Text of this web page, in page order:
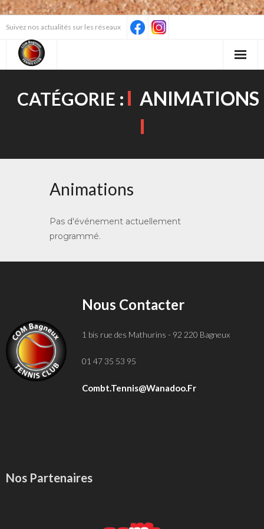
Skip
content
Suivez nos actualités sur les réseaux
CATÉGORIE : ANIMATIONS
Animations
Pas d'événement actuellement
programmé.
Nous Contacter
1 bis rue des Mathurins - 92 220 Bagneux
01 47 35 53 95
Combt.tennis@wanadoo.fr
Nos Partenaires